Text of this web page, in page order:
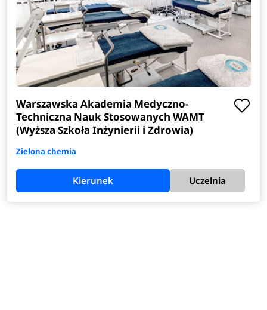
Warszawska Akademia Medyczno-
Techniczna Nauk Stosowanych WAMT
(Wyższa Szkoła Inżynierii i Zdrowia)
Zielona chemia
Kierunek Uczelnia